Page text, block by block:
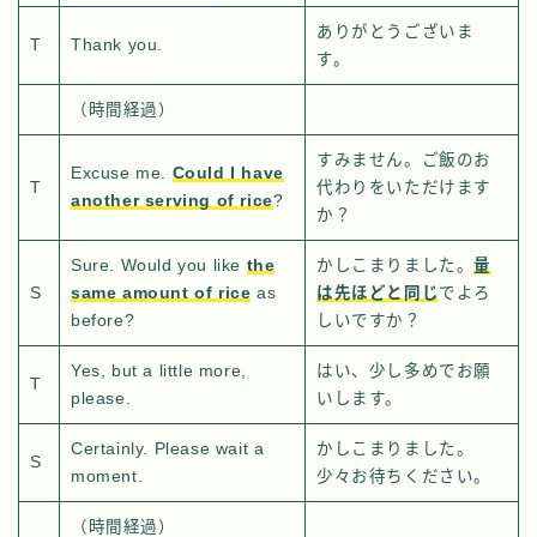
T Thank you.
ありがとうございま
す。
（時間経過）
T
Excuse me. Could I have
another serving of rice?
すみません。ご飯のお
代わりをいただけます
か？
S
Sure. Would you like the
same amount of rice as
before?
かしこまりました。量
は先ほどと同じ でよろ
しいですか？
T
Yes, but a little more,
please.
はい、少し多めでお願
いします。
S
Certainly. Please wait a
moment.
かしこまりました。
少々お待ちください。
（時間経過）